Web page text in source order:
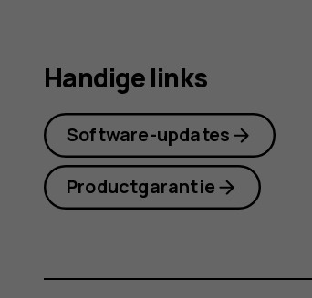
Handige links
Software-updates
Productgarantie